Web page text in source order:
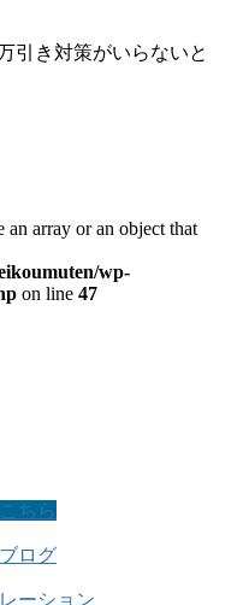
き対策がいらないと
an array or an object that
wp-
on line 47